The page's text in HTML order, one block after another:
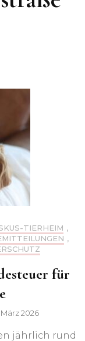
TIERHEIM ,
,
für
März 2026
jährlich rund